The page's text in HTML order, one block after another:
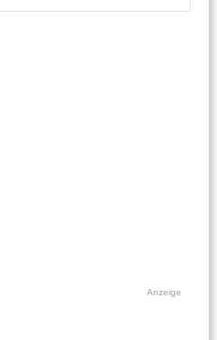
Anzeige